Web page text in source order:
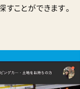
ことができます。